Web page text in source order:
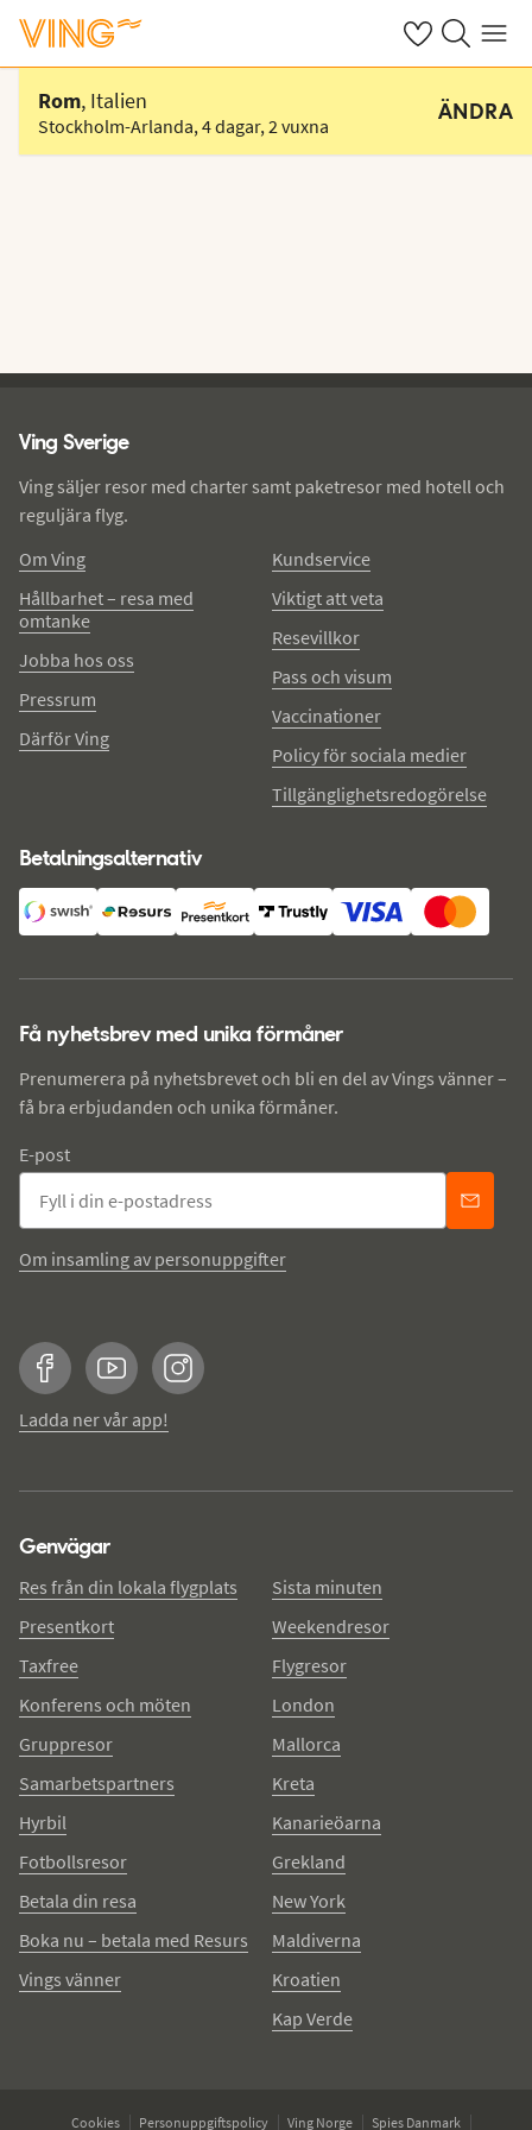
Se dinaSök på ving.se
Meny
Välj hotell
Rom, Italien
Stockholm-Arlanda,4 dagar,2 vuxna
ÄNDRA
Ving Sverige
Ving säljer resor med charter samt paketresor med hotell och
reguljära flyg.
Om Ving
Hållbarhet – resa med
omtanke
Jobba hos oss
Pressrum
Därför Ving
Kundservice
Viktigt att veta
Resevillkor
Pass och visum
Vaccinationer
Policy för sociala medier
Tillgänglighetsredogörelse
Betalningsalternativ
Få nyhetsbrev med unika förmåner
Prenumerera på nyhetsbrevet och bli en del av Vings vänner –
få bra erbjudanden och unika förmåner.
E-post
Om insamling av personuppgifter
FacebookYouTubeInstagram
Ladda ner vår app!
Genvägar
Res från din lokala flygplats
Presentkort
Taxfree
Konferens och möten
Gruppresor
Samarbetspartners
Hyrbil
Fotbollsresor
Betala din resa
Boka nu – betala med Resurs
Vings vänner
Sista minuten
Weekendresor
Flygresor
London
Mallorca
Kreta
Kanarieöarna
Grekland
New York
Maldiverna
Kroatien
Kap Verde
Cookies Personuppgiftspolicy Ving Norge Spies Danmark